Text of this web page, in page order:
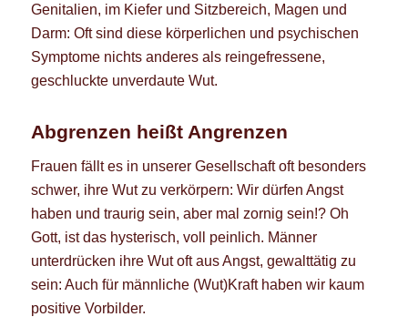
Genitalien, im Kiefer und Sitzbereich, Magen und
Darm: Oft sind diese körperlichen und psychischen
Symptome nichts anderes als reingefressene,
geschluckte unverdaute Wut.
Abgrenzen heißt Angrenzen
Frauen fällt es in unserer Gesellschaft oft besonders
schwer, ihre Wut zu verkörpern: Wir dürfen Angst
haben und traurig sein, aber mal zornig sein!? Oh
Gott, ist das hysterisch, voll peinlich. Männer
unterdrücken ihre Wut oft aus Angst, gewalttätig zu
sein: Auch für männliche (Wut)Kraft haben wir kaum
positive Vorbilder.